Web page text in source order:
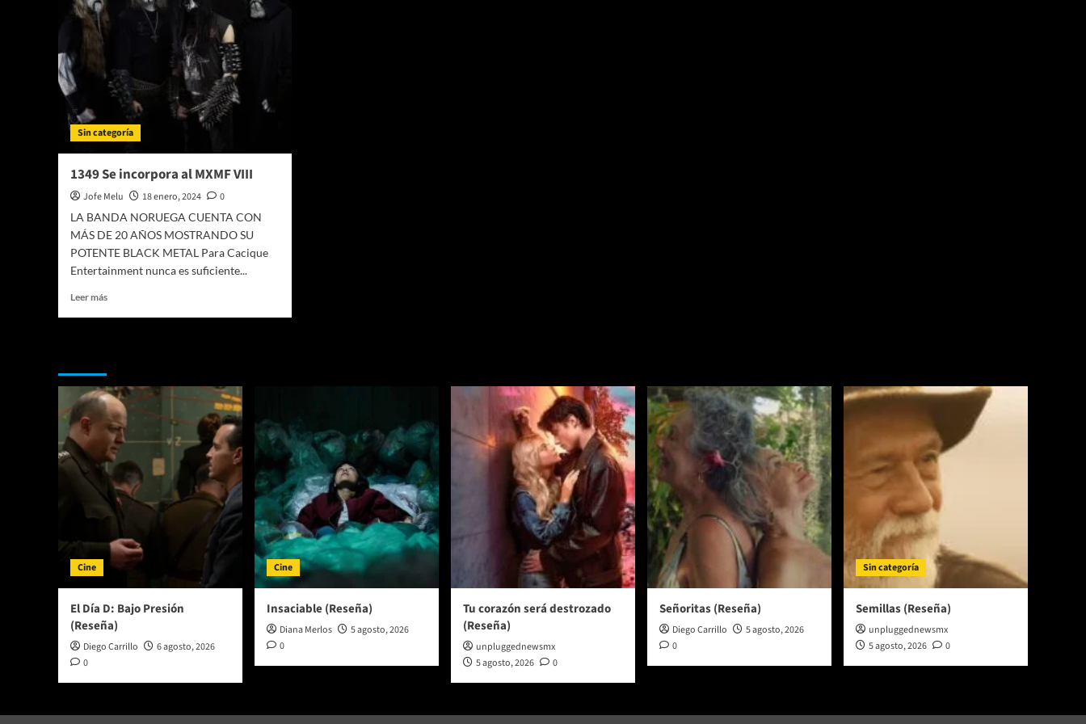
Sin categoría
1349 Se incorpora al MXMF VIII
Jofe Melu 18 enero, 2024
0
LA BANDA NORUEGA CUENTA CON
MÁS DE 20 AÑOS MOSTRANDO SU
POTENTE BLACK METAL Para Cacique
Entertainment nunca es suficiente...
Leer másLeer
al
MXMF
VIII
Cine
El Día D: Bajo Presión
(Reseña)
Diego Carrillo
6 agosto, 2026
0
Cine
Insaciable (Reseña)
Diana Merlos
5 agosto, 2026
0
Tu corazón será destrozado
(Reseña)
unpluggednewsmx
5 agosto, 2026
0
Señoritas (Reseña)
Diego Carrillo
5 agosto, 2026
0
Sin categoría
Semillas (Reseña)
unpluggednewsmx
5 agosto, 2026
0